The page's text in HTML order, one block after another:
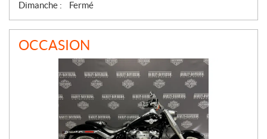
Dimanche :
Fermé
OCCASION